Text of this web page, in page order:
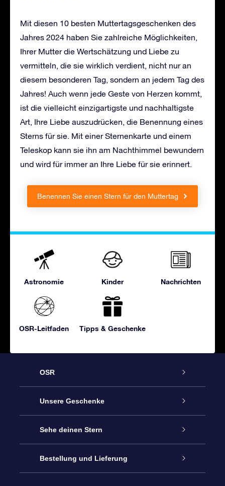
Mit diesen 10 besten Muttertagsgeschenken des
Jahres 2024 haben Sie zahlreiche Möglichkeiten,
Ihrer Mutter die Wertschätzung und Liebe zu
vermitteln, die sie wirklich verdient, nicht nur an
diesem besonderen Tag, sondern an jedem Tag des
Jahres! Auch wenn jede Geste von Herzen kommt,
ist die vielleicht einzigartigste und nachhaltigste
Art, Ihre Liebe auszudrücken, die Benennung eines
Sterns für sie. Mit einer Sternenkarte und einem
Teleskop kann sie ihn am Nachthimmel bewundern
und wird für immer an Ihre Liebe für sie erinnert.
Benennen Sie einen Stern für den Muttertag
Astronomie Kinder Nachrichten
OSR-Leitfaden Tipps & Geschenke
OSR
Service
Kontakt
Blog
Unsere Geschenke
Sterne schenken
OSR-Geschenkpaket
Sehe deinen Stern
Sternregister
Bestellung und Lieferung